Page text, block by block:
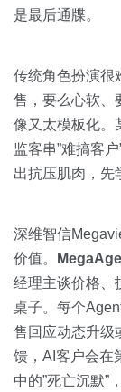
是最后通牒。
传统角色扮演很
售，要么心软、
像又太模板化。
监客串”难搞客
出抗压肌肉，先
深维智信
价值。
经理主谈价格、
桌子。每个
售回应动态升级
馈，AI客户会
中的”死亡沉默”